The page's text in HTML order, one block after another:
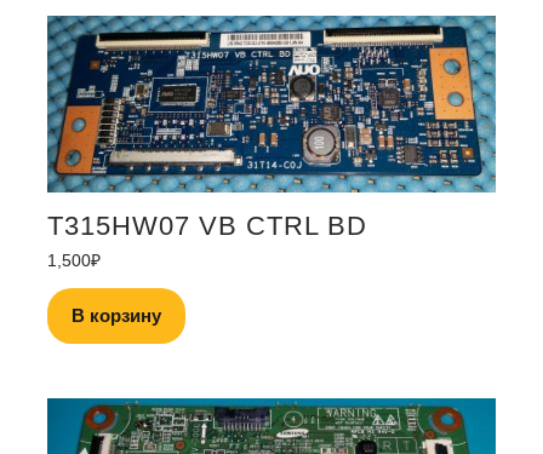
T315HW07 VB CTRL BD
1,500₽
В корзину